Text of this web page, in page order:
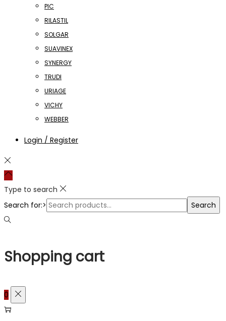
PIC
RILASTIL
SOLGAR
SUAVINEX
SYNERGY
TRUDI
URIAGE
VICHY
WEBBER
Login / Register
Type to search
Search for:>
Search
Shopping cart
0